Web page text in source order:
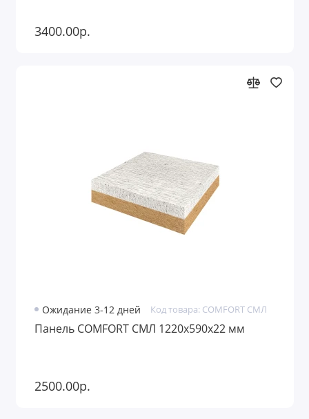
3400.00р.
Ожидание 3-12 дней Код товара: COMFORT СМЛ
Панель COMFORT СМЛ 1220х590х22 мм
2500.00р.